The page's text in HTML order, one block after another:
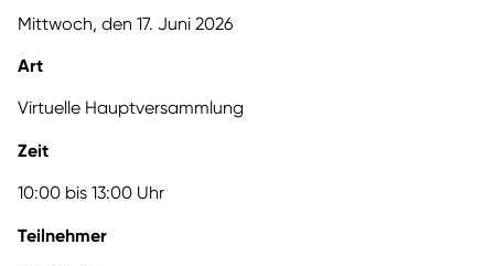
Mittwoch, den 17. Juni 2026
Art
Virtuelle Hauptversammlung
Zeit
10:00 bis 13:00 Uhr
Teilnehmer